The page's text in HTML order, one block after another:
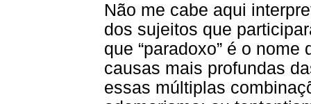
Não me cabe aqui
dos sujeitos que
que “paradoxo” é o
causas mais profundas
essas múltiplas